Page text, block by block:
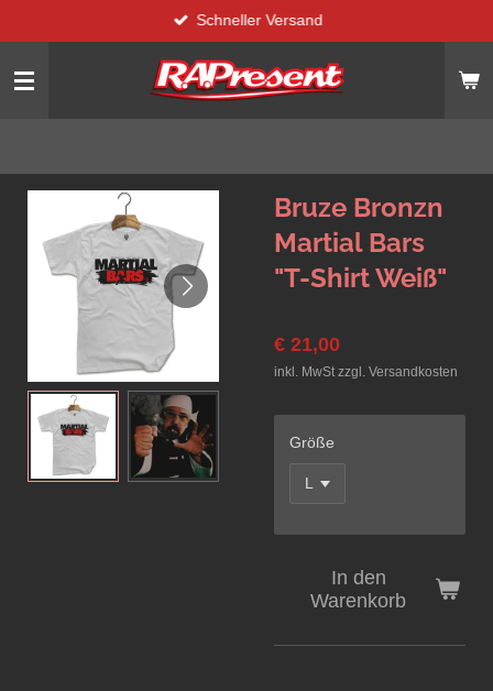
Hauptinhalt
springen
Schneller Versand
Bruze Bronzn
Martial Bars
"T-Shirt Weiß"
€ 21,00
inkl. MwSt zzgl. Versandkosten
Größe
In den
Warenkorb